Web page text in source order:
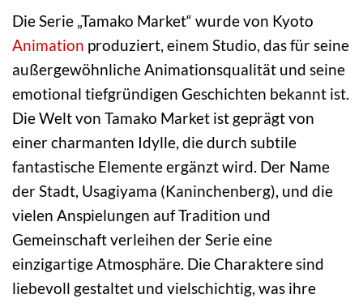
Die Serie „Tamako Market“ wurde von Kyoto
Animation produziert, einem Studio, das für seine
außergewöhnliche Animationsqualität und seine
emotional tiefgründigen Geschichten bekannt ist.
Die Welt von Tamako Market ist geprägt von
einer charmanten Idylle, die durch subtile
fantastische Elemente ergänzt wird. Der Name
der Stadt, Usagiyama (Kaninchenberg), und die
vielen Anspielungen auf Tradition und
Gemeinschaft verleihen der Serie eine
einzigartige Atmosphäre. Die Charaktere sind
liebevoll gestaltet und vielschichtig, was ihre